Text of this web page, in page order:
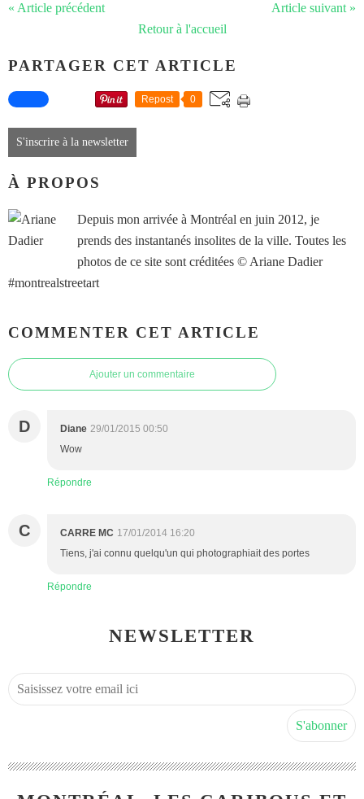
« Article précédent
Article suivant »
Retour à l'accueil
PARTAGER CET ARTICLE
Repost 0
S'inscrire à la newsletter
À PROPOS
Depuis mon arrivée à Montréal en juin 2012, je
prends des instantanés insolites de la ville. Toutes les
photos de ce site sont créditées © Ariane Dadier
#montrealstreetart
COMMENTER CET ARTICLE
Ajouter un commentaire
D Diane 29/01/2015 00:50
Wow
Répondre
C CARRE MC 17/01/2014 16:20
Tiens, j'ai connu quelqu'un qui photographiait des portes
Répondre
NEWSLETTER